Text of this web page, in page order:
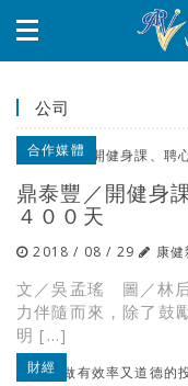
公司
合作媒體
鼎泰豐／開健身
４００天
2018 / 08 / 29 康
文／吳孟瑤 圖／林
力伴隨而來，除了鼓
明 […]
財經